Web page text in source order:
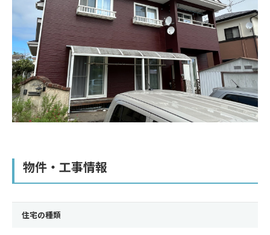
物件・工事情報
住宅の種類